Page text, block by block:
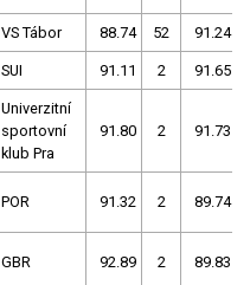
VS Tábor 88.74 52 91.24
SUI 91.11 2 91.65
Univerzitní
sportovní
klub Pra
91.80 2 91.73
POR 91.32 2 89.74
GBR 92.89 2 89.83